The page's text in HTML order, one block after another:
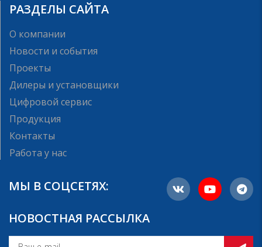
РАЗДЕЛЫ САЙТА
О компании
Новости и события
Проекты
Дилеры и установщики
Цифровой сервис
Продукция
Контакты
Работа у нас
МЫ В СОЦСЕТЯХ:
НОВОСТНАЯ РАССЫЛКА